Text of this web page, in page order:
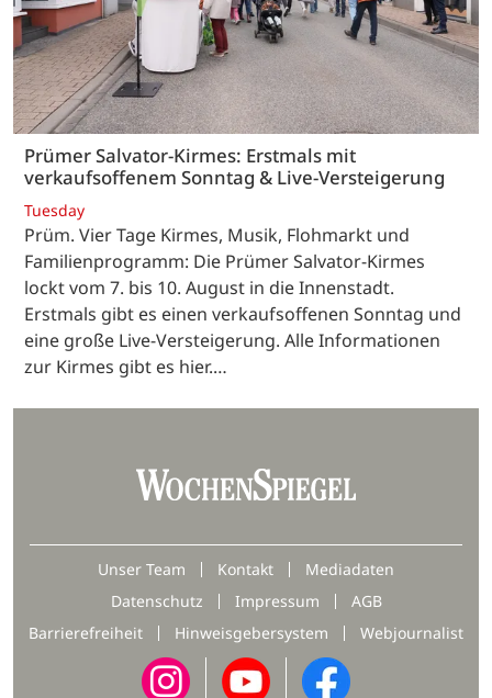
Prümer Salvator-Kirmes: Erstmals mit
verkaufsoffenem Sonntag & Live-Versteigerung
Tuesday
Prüm. Vier Tage Kirmes, Musik, Flohmarkt und
Familienprogramm: Die Prümer Salvator-Kirmes
lockt vom 7. bis 10. August in die Innenstadt.
Erstmals gibt es einen verkaufsoffenen Sonntag und
eine große Live-Versteigerung. Alle Informationen
zur Kirmes gibt es hier.…
Unser Team Kontakt
Mediadaten
Datenschutz
Impressum
AGB
Barrierefreiheit
Hinweisgebersystem Webjournalist